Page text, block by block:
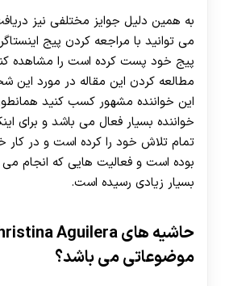
به همین دلیل جوایز مختلفی نیز
می توانید با مراجعه کردن پیج
پیج خود پست کرده است را مشاهده
مطالعه کردن این مقاله در مورد این
این خواننده مشهور کسب کنید
خواننده بسیار فعال می باشد و برای
تمام تلاش خود را کرده است و در کار
بوده است و فعالیت هایی که انجام
بسیار زیادی رسیده است.
موضوعاتی می باشد؟